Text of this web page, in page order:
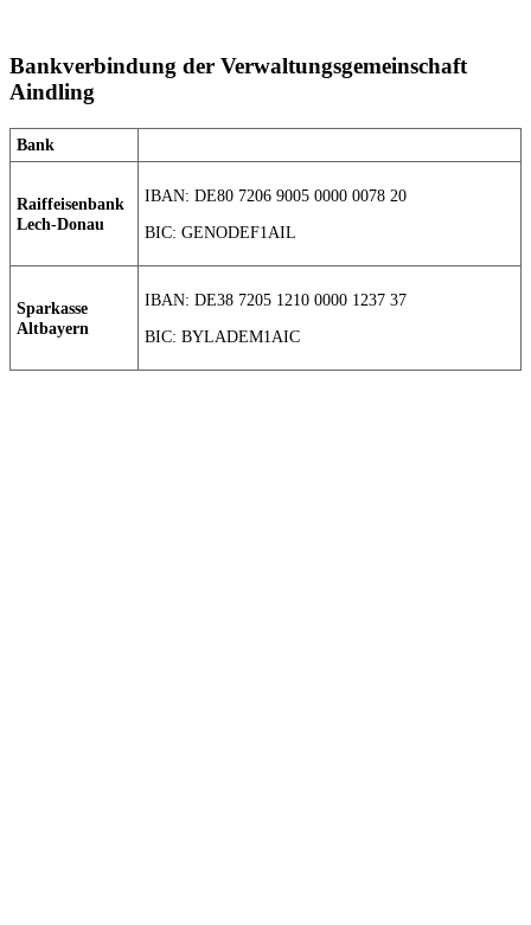
Bankverbindung der Verwaltungsgemeinschaft
Aindling
Bank
Raiffeisenbank
Lech-Donau
IBAN: DE80 7206 9005 0000 0078 20
BIC: GENODEF1AIL
Sparkasse
Altbayern
IBAN: DE38 7205 1210 0000 1237 37
BIC: BYLADEM1AIC